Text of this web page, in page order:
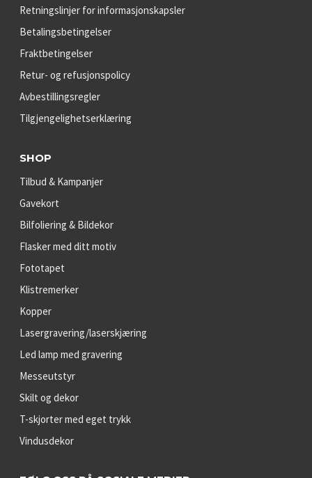
Retningslinjer for informasjonskapsler
Betalingsbetingelser
Fraktbetingelser
Retur- og refusjonspolicy
Avbestillingsregler
Tilgjengelighetserklæring
SHOP
Tilbud & Kampanjer
Gavekort
Bilfoliering & Bildekor
Flasker med ditt motiv
Fototapet
Klistremerker
Kopper
Lasergravering/laserskjæring
Led lamp med gravering
Messeutstyr
Skilt og dekor
T-skjorter med eget trykk
Vindusdekor